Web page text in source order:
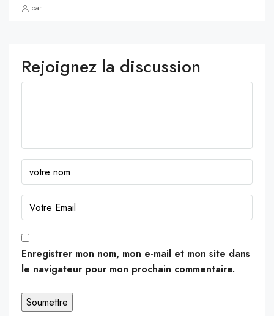
par
Rejoignez la discussion
Enregistrer mon nom, mon e-mail et mon site dans
le navigateur pour mon prochain commentaire.